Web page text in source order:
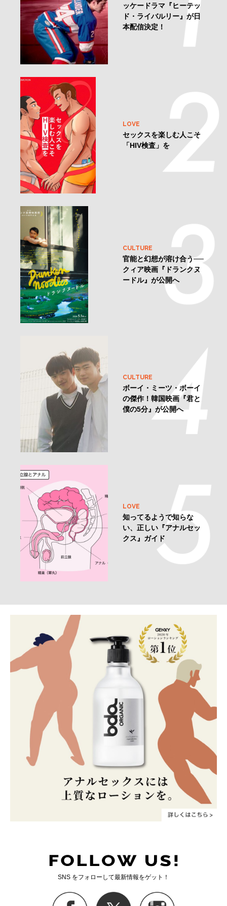
ッケードラマ『ヒーテッ
ド・ライバルリー』が日
本配信決定！
LOVE
セックスを楽しむ人こそ
「HIV検査」を
CULTURE
官能と幻想が溶け合う──
クィア映画『ドランクヌ
ードル』が公開へ
CULTURE
ボーイ・ミーツ・ボーイ
の傑作！韓国映画『君と
僕の5分』が公開へ
LOVE
知ってるようで知らな
い、正しい『アナルセッ
クス』ガイド
SNS をフォローして最新情報をゲット！